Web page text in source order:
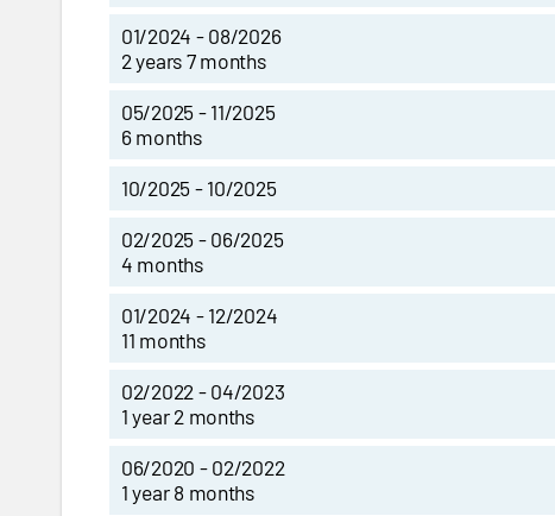
01/2024 - 08/2026
2 years 7 months
05/2025 - 11/2025
6 months
10/2025 - 10/2025
02/2025 - 06/2025
4 months
01/2024 - 12/2024
11 months
02/2022 - 04/2023
1 year 2 months
06/2020 - 02/2022
1 year 8 months